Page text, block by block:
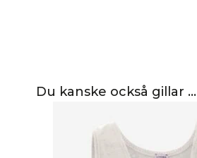
Du kanske också gillar …